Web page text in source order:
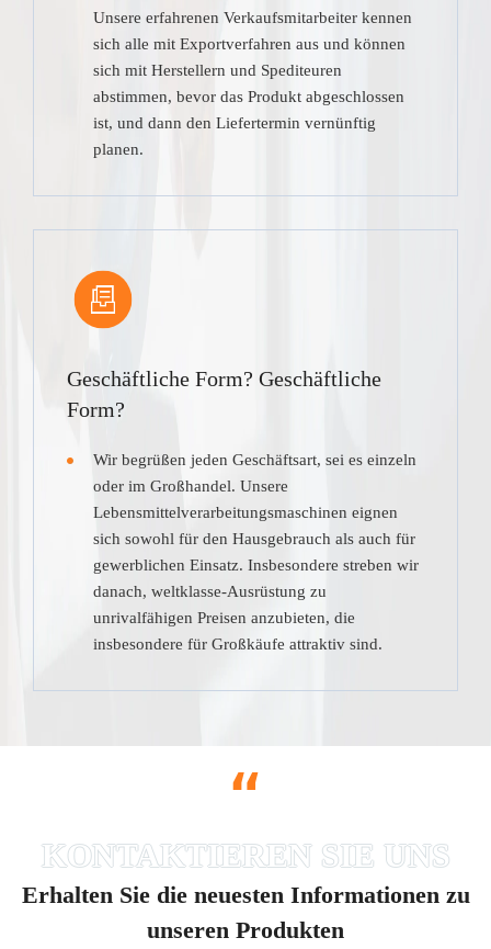
Unsere erfahrenen Verkaufsmitarbeiter kennen
sich alle mit Exportverfahren aus und können
sich mit Herstellern und Spediteuren
abstimmen, bevor das Produkt abgeschlossen
ist, und dann den Liefertermin vernünftig
planen.
Geschäftliche Form? Geschäftliche
Form?
Wir begrüßen jeden Geschäftsart, sei es einzeln
oder im Großhandel. Unsere
Lebensmittelverarbeitungsmaschinen eignen
sich sowohl für den Hausgebrauch als auch für
gewerblichen Einsatz. Insbesondere streben wir
danach, weltklasse-Ausrüstung zu
unrivalfähigen Preisen anzubieten, die
insbesondere für Großkäufe attraktiv sind.
“
Erhalten Sie die neuesten Informationen zu
unseren Produkten